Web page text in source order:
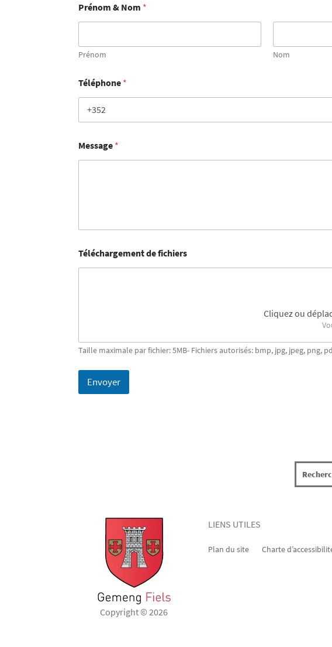
Prénom & Nom *
Prénom Nom
Téléphone *
Message *
Téléchargement de fichiers
Cliquez ou
Taille maximale par fichier: 5MB- Fichiers autorisés: bmp, jpg, jpeg, png,
Envoyer
Copyright © 2026
LIENS UTILES
Plan du site Charte